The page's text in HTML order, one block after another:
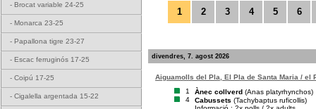
- Brocat variable 24-25
- Monarca 23-25
- Papallona tigre 23-27
- Escac ferruginós 17-25
- Coipú 17-25
- Cigalella argentada 15-22
1 2 3 4 5 6
divendres, 7. agost 2026
Aiguamolls del Pla, El Pla de Santa Maria / el
1
Ànec collverd (Anas platyrhynchos)
4
Cabussets (Tachybaptus ruficollis)